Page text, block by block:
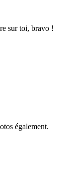
sur toi, bravo !
également.